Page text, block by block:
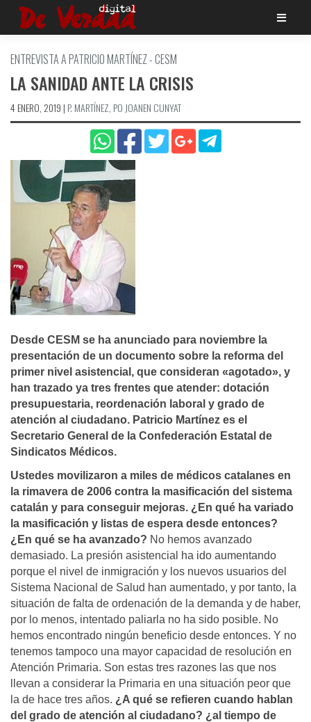
Saltar
ENTREVISTA A PATRICIO MARTÍ­NEZ - CESM
LA SANIDAD ANTE LA CRISIS
4 ENERO, 2019 | P. MARTÍ­NEZ, PO JOANEN CUNYAT
Desde CESM se ha anunciado para noviembre la
presentación de un documento sobre la reforma del
primer nivel asistencial, que consideran «agotado», y
han trazado ya tres frentes que atender: dotación
presupuestaria, reordenación laboral y grado de
atención al ciudadano. Patricio Martí­nez es el
Secretario General de la Confederación Estatal de
Sindicatos Médicos.
Ustedes movilizaron a miles de médicos catalanes en
la rimavera de 2006 contra la masificación del sistema
catalán y para conseguir mejoras. ¿En qué ha variado
la masificación y listas de espera desde entonces?
¿En qué se ha avanzado? No hemos avanzado
demasiado. La presión asistencial ha ido aumentando
porque el nivel de inmigración y los nuevos usuarios del
Sistema Nacional de Salud han aumentado, y por tanto, la
situación de falta de ordenación de la demanda y de haber,
por lo menos, intentado paliarla no ha sido posible. No
hemos encontrado ningún beneficio desde entonces. Y no
tenemos tampoco una mayor capacidad de resolución en
Atención Primaria. Son estas tres razones las que nos
llevan a considerar la Primaria en una situación peor que
la de hace tres años. ¿A qué se refieren cuando hablan
del grado de atención al ciudadano? ¿al tiempo de